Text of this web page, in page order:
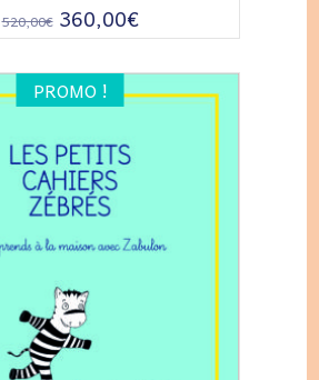
520,00€ Le
prix
initial
était :
520,00€.
360,00€Le
prix
actuel
PROMO !